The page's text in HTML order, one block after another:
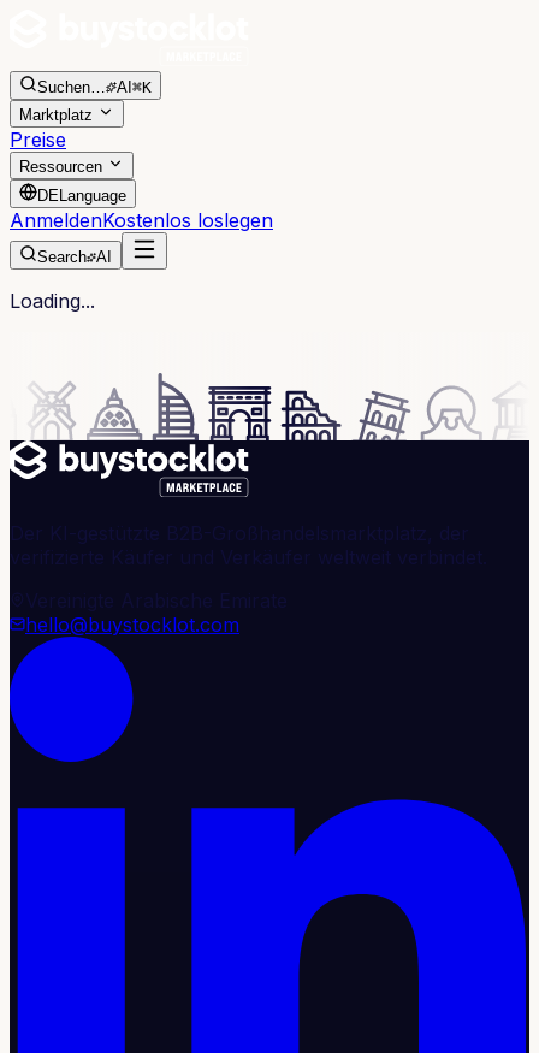
Suchen… AI ⌘K
Marktplatz
Preise
Ressourcen
DELanguage
AnmeldenKostenlos loslegen
Search AI
Loading...
Der KI-gestützte B2B-Großhandelsmarktplatz, der
verifizierte Käufer und Verkäufer weltweit verbindet.
Vereinigte Arabische Emirate
hello@buystocklot.com